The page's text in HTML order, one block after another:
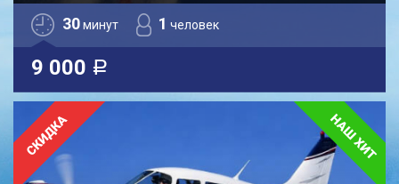
30минут 1 человек
9 000 a